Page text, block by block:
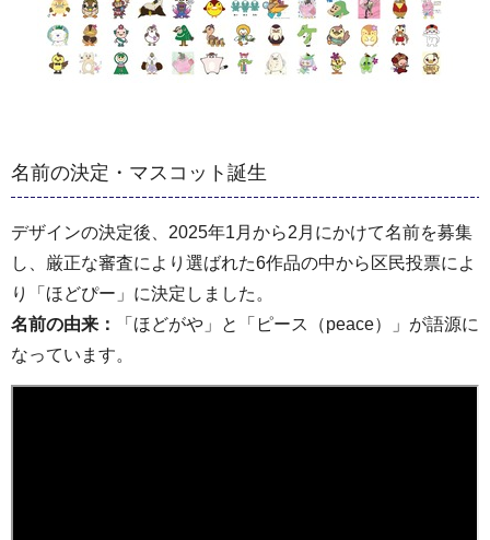
名前の決定・マスコット誕生
デザインの決定後、2025年1月から2月にかけて名前を募集
し、厳正な審査により選ばれた6作品の中から区民投票によ
り「ほどぴー」に決定しました。
名前の由来：
「ほどがや」と「ピース（peace）」が語源に
なっています。